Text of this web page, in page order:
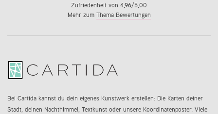
Zufriedenheit von 4,96/5,00
Mehr zum Thema Bewertungen
Bei Cartida kannst du dein eigenes Kunstwerk erstellen: Die Karten deiner
Stadt, deinen Nachthimmel, Textkunst oder unsere Koordinatenposter. Viele